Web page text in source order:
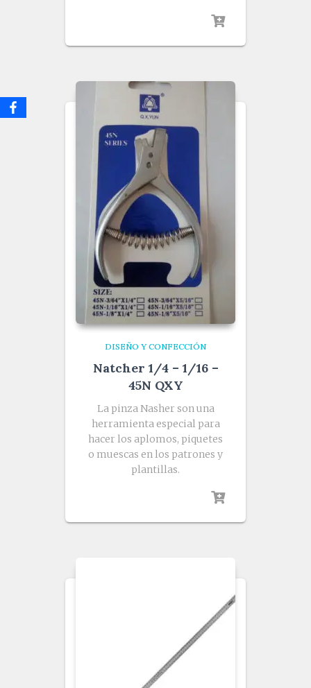
DISEÑO Y CONFECCIÓN
Natcher 1/4 – 1/16 –
45N QXY
La pinza Nasher son una
herramienta especial para
hacer los aplomos, piquetes
o muescas en los patrones y
plantillas.